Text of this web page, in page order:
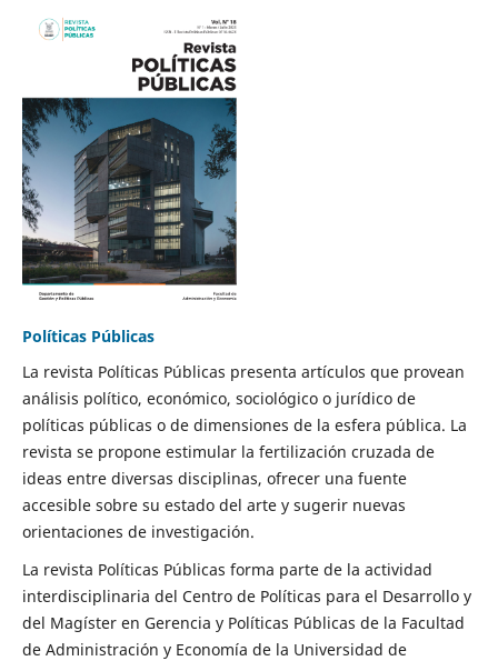
Políticas Públicas
La revista Políticas Públicas presenta artículos que provean
análisis político, económico, sociológico o jurídico de
políticas públicas o de dimensiones de la esfera pública. La
revista se propone estimular la fertilización cruzada de
ideas entre diversas disciplinas, ofrecer una fuente
accesible sobre su estado del arte y sugerir nuevas
orientaciones de investigación.
La revista Políticas Públicas forma parte de la actividad
interdisciplinaria del Centro de Políticas para el Desarrollo y
del Magíster en Gerencia y Políticas Públicas de la Facultad
de Administración y Economía de la Universidad de